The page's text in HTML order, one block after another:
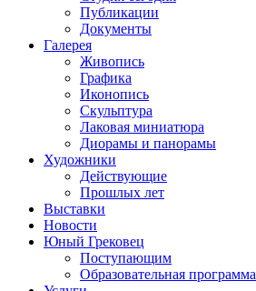
Публикации
Документы
Галерея
Живопись
Графика
Иконопись
Скульптура
Лаковая миниатюра
Диорамы и панорамы
Художники
Действующие
Прошлых лет
Выставки
Новости
Юный Грековец
Поступающим
Образовательная программа